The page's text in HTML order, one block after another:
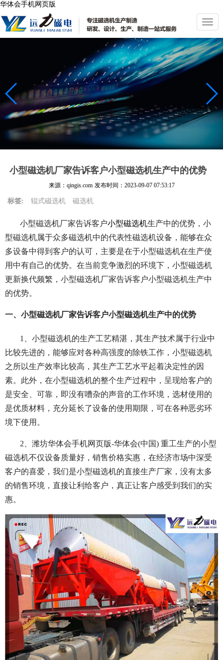
华体会手机网页版
切
换
导
航
小型磁选机厂家告诉客户小型磁选机生产中的优势
来源：qingis.com 发布时间： 2023-09-07 07:53:17
标签: 辊式磁选机 磁选机
小型磁选机厂家告诉客户小型磁选机生产中的优势，小
型磁选机属于众多磁选机中的代表性磁选机设备，能够在众
多设备中得到客户的认可，主要是在于小型磁选机在生产使
用中有自己的优势。在当前竞争激烈的环境下，小型磁选机
更新换代频繁，小型磁选机厂家告诉客户小型磁选机生产中
的优势。
一、小型磁选机厂家告诉客户小型磁选机生产中的优势
1、小型磁选机的生产工艺精湛，其生产技术属于行业中
比较先进的，能够应对各种高强度的除铁工作，小型磁选机
之所以生产效率比较高，其生产工艺水平起着决定性的因
素。此外，在小型磁选机的整个生产过程中，呈现给客户的
是安全、可靠，即没有嘈杂的声音的工作环境，选材使用的
是优质材料，充分延长了设备的使用期限，可在各种恶劣环
境下使用。
2、潍坊华体会手机网页版-华体会(中国) 重工生产的小型
磁选机不仅设备质量好，销售价格实惠，在经济市场中深受
客户的喜爱，我们是小型磁选机的直接生产厂家，没有太多
的销售环境，直接让利给客户，真正让客户感受到我们的实
惠。